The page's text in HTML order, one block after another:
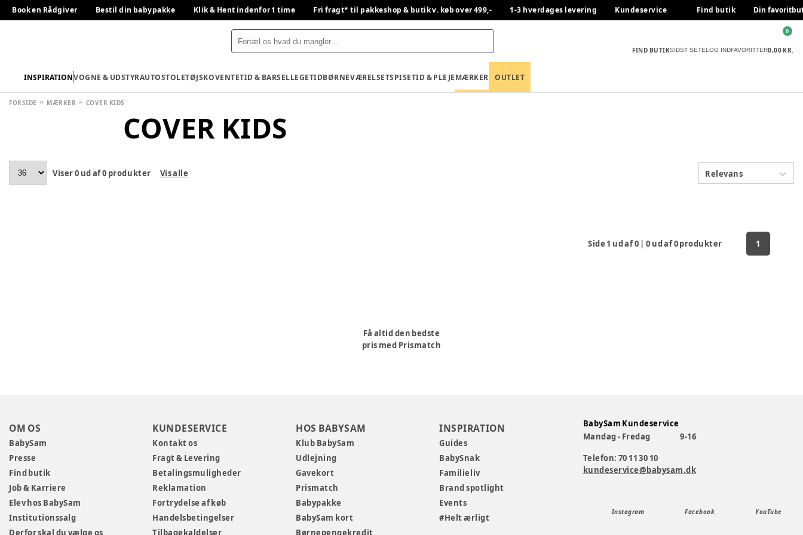
Book en Rådgiver Bestil din babypakke Klik & Hent indenfor 1 time Fri fragt* til pakkeshop & butik v. køb over 499,- 1-3 hverdages levering Kundeservice Find butik Din
FIND BUTIKSIDST SETELOG INDFAVORITTER0,00 KR.
0
INSPIRATIONVOGNE & UDSTYRAUTOSTOLETØJSKOVENTETID & BARSELLEGETIDBØRNEVÆRELSETSPISETID & PLEJEMÆRKER OUTLET
FORSIDE MÆRKER COVER KIDS
COVER KIDS
Viser0 ud af0 produkter Vis alle Relevans
Side 1 ud af0 |0 ud af0produkter 1
Få altid den bedste
pris med Prismatch
OM OS
BabySam
Presse
Find butik
Job & Karriere
Elev hos BabySam
Institutionssalg
Derfor skal du vælge os
KUNDESERVICE
Kontakt os
Fragt & Levering
Betalingsmuligheder
Reklamation
Fortrydelse af køb
Handelsbetingelser
Tilbagekaldelser
HOS BABYSAM
Klub BabySam
Udlejning
Gavekort
Prismatch
Babypakke
BabySam kort
Børnepengekredit
INSPIRATION
Guides
BabySnak
Familieliv
Brand spotlight
Events
#Helt ærligt
BabySam Kundeservice
Mandag - Fredag
9-16
Telefon: 70 11 30 10
kundeservice@babysam.dk
Instagram Facebook YouTube